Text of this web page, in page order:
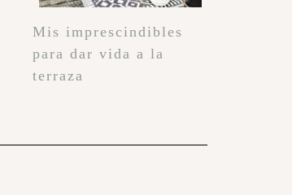
Mis imprescindibles
para dar vida a la
terraza